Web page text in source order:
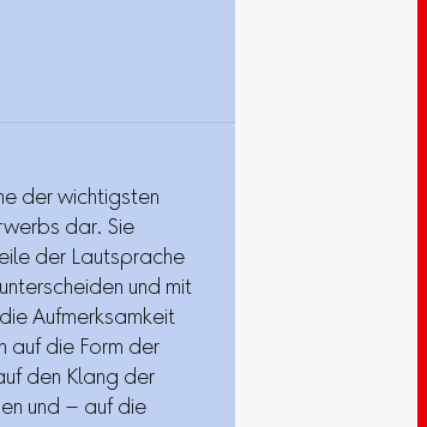
der wichtigsten
dar. Sie
der Lautsprache
und mit
Aufmerksamkeit
auf die Form der
den Klang der
und – auf die